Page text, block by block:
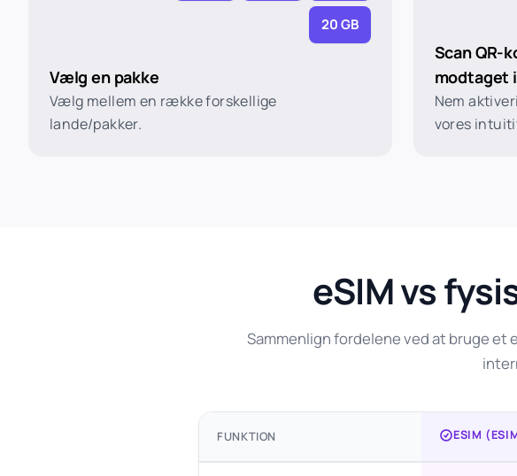
20 GB
Vælg en pakke
Vælg mellem en række forskellige
lande/pakker.
Scan QR-
modtaget
Nem
vores
eSIM vs
Sammenlign fordelene ved at bruge
FUNKTION ESIM